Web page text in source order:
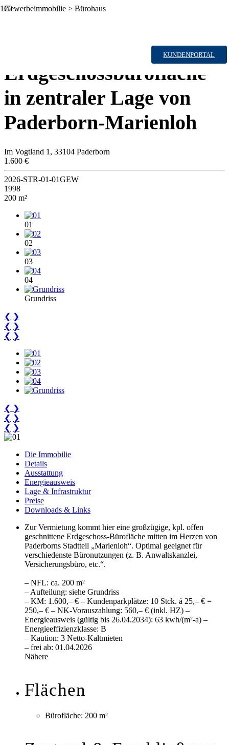
KUNDENPORTAL
Gewerbeimmobilie > Bürohaus
Erdgeschossbürofläche
in zentraler Lage von
Paderborn-Marienloh
Im Vogtland 1, 33104 Paderborn
1.600 €
2026-STR-01-01GEW
1998
200 m²
01
02
03
04
Grundriss
❮ ❯
❮ ❯
❮ ❯
❮ ❯
❮ ❯
❮ ❯
Die Immobilie
Details
Ausstattung
Energieausweis
Lage & Infrastruktur
Preise
Downloads & Links
Zur Vermietung kommt hier eine großzügige, kpl. offen
geschnittene Erdgeschoss-Bürofläche mitten im Herzen von
Paderborns Stadtteil „Marienloh“. Optimal geeignet für
verschiedenste Büronutzungen (z. B. Anwaltskanzlei,
Versicherungsbüro, etc.“.
– NFL: ca. 200 m²
– Aufteilung: siehe Grundriss
– KM: 1.600,– € – Kundenparkplätze: 10 Stck. á 25,– € =
250,– € – NK-Vorauszahlung: 560,– € (inkl. HZ) –
Energieausweis (gültig bis 26.04.2034): 63 kwh/(m²-a) –
Energieeffizienzklasse: B
– Kaution: 3 Netto-Kaltmieten
– frei ab: 01.04.2026
Nähere
Flächen
Bürofläche: 200 m²